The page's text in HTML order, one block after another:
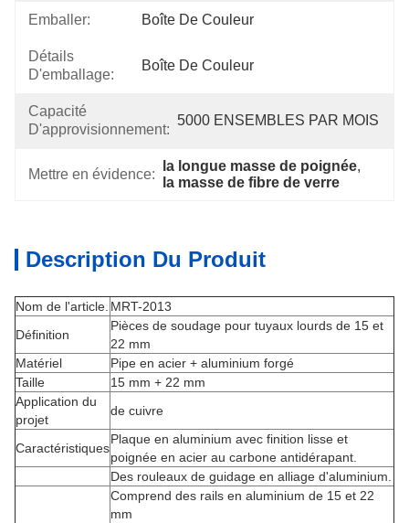
Emballer: Boîte De Couleur
Détails
D'emballage:
Boîte De Couleur
Capacité
D'approvisionnement:
5000 ENSEMBLES PAR MOIS
Mettre en évidence:
la longue masse de poignée,
la masse de fibre de verre
Description Du Produit
Nom de l'article. MRT-2013
Définition
Pièces de soudage pour tuyaux lourds de 15 et
22 mm
Matériel
Pipe en acier + aluminium forgé
Taille
15 mm + 22 mm
Application du
projet
de cuivre
Caractéristiques
Plaque en aluminium avec finition lisse et
poignée en acier au carbone antidérapant.
Des rouleaux de guidage en alliage d'aluminium.
Comprend des rails en aluminium de 15 et 22
mm